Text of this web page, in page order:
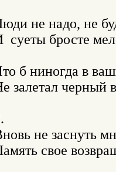
не надо, не
суеты бросте
б ниногда в
залетал черный
не заснуть
свое